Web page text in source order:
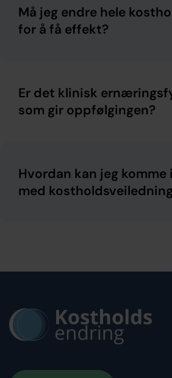
Må jeg endre hele
for å få effekt?
Er det klinisk
som gir oppfølgingen?
Hvordan kan jeg komme
med